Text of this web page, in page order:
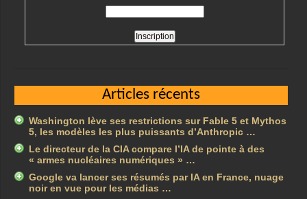
Articles récents
Washington lève ses restrictions sur Fable 5 et Mythos
5, les modèles les plus puissants d’Anthropic …
Le directeur de la CIA compare l’IA de pointe à des
« armes nucléaires numériques » …
Google va lancer ses résumés par IA en France, nuage
noir en vue pour les médias …